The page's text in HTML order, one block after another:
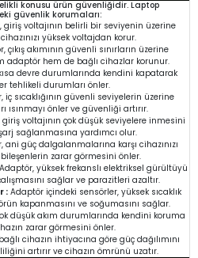
konusu ürün güvenliğidir. Laptop
güvenlik korumaları:
giriş voltajının belirli bir seviyenin üzerine
yüksek voltajdan korur.
çıkış akımının güvenli sınırların üzerine
adaptör hem de bağlı cihazlar korunur.
devre durumlarında kendini kapatarak
tehlikeli durumları önler.
iç sıcaklığının güvenli seviyelerin üzerine
ısınmayı önler ve güvenliği artırır.
voltajının çok düşük seviyelere inmesini
sağlanmasına yardımcı olur.
ani güç dalgalanmalarına karşı cihazınızı
zarar görmesini önler.
yüksek frekanslı elektriksel gürültüyü
sağlar ve parazitleri azaltır.
:Adaptör içindeki sensörler, yüksek sıcaklık
kapanmasını ve soğumasını sağlar.
düşük akım durumlarında kendini koruma
zarar görmesini önler.
cihazın ihtiyacına göre güç dağılımını
artırır ve cihazın ömrünü uzatır.